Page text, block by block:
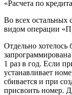
«Расчета по
Во всех остальных
видом операции
Отдельно хотелось
1 раз в год. Если
устанавливает
сбивается и при
присвоить номер.